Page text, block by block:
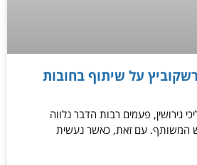
על שיתוף בחובות
גירושין, פעמים רבות הדבר נלווה
המשותף. עם זאת, כאשר נעשית